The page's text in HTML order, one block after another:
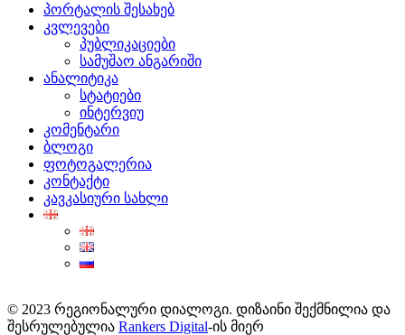
პორტალის შესახებ
კვლევები
პუბლიკაციები
სამუშაო ანგარიში
ანალიტიკა
სტატიები
ინტერვიუ
კომენტარი
ბლოგი
ფოტოგალერია
კონტაქტი
კავკასიური სახლი
© 2023 რეგიონალური დიალოგი. დიზაინი შექმნილია და
შესრულებულია Rankers Digital-ის მიერ